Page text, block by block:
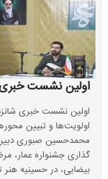
اولین نشست خبری
اولین نشست خبری
محمدحسین صبوری
گذاری جشنواره عمار،
بیضایی، در حسینیه هنر